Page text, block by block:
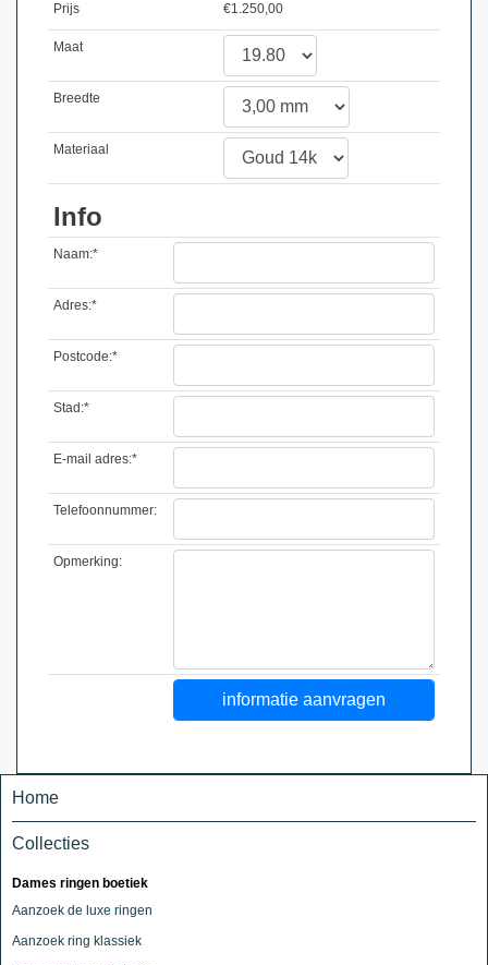
Prijs €1.250,00
Maat
Breedte
Materiaal
Info
Naam:*
Adres:*
Postcode:*
Stad:*
E-mail adres:*
Telefoonnummer:
Opmerking:
Home
Collecties
Dames ringen boetiek
Aanzoek de luxe ringen
Aanzoek ring klassiek